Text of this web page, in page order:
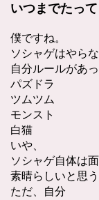
いつまでたって
僕ですね。
ソシャゲはやらな
自分ルールがあっ
パズドラ
ツムツム
モンスト
白猫
いや、
ソシャゲ自体は
素晴らしいと思う
ただ、自分